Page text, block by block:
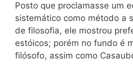
Posto que proclamasse um
sistemático como método a
de filosofia, ele mostrou
estóicos; porém no fundo é
filósofo, assim como